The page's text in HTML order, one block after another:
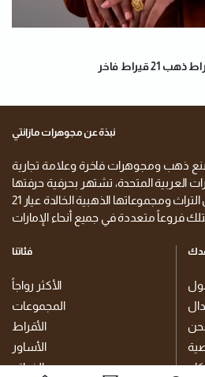
فاخر
نبذة عن مجوهرات مازانتي
ذهب ومجوهرات فاخرة وعلامة تجارية
العربية المتحدة، تشتهر بحرفية حرفتها
وتصاميمها المستوحاة من التراث ومجموعاتها الذهبية الخالدة عيار 21
فئاتنا
الأكثر رواجاً
المجموعات
الأقراط
الأساور
الخواتم